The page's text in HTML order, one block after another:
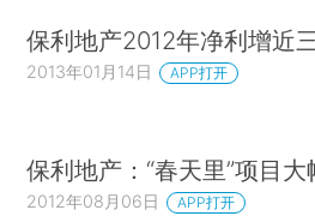
保利地产2012年净利增近
2013年01月14日 APP打开
保利地产：“春天里”项目
2012年08月06日 APP打开